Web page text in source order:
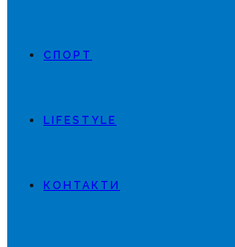
СПОРТ
LIFESTYLE
КОНТАКТИ